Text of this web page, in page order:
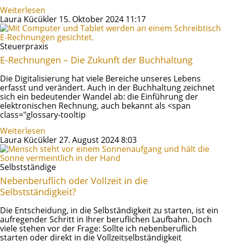
Weiterlesen
Laura Kücükler 15. Oktober 2024 11:17
Steuerpraxis
E-Rechnungen – Die Zukunft der Buchhaltung
Die Digitalisierung hat viele Bereiche unseres Lebens
erfasst und verändert. Auch in der Buchhaltung zeichnet
sich ein bedeutender Wandel ab: die Einführung der
elektronischen Rechnung, auch bekannt als <span
class="glossary-tooltip
Weiterlesen
Laura Kücükler27. August 20248:03
Selbstständige
Nebenberuflich oder Vollzeit in die
Selbstständigkeit?
Die Entscheidung, in die Selbständigkeit zu starten, ist ein
aufregender Schritt in Ihrer beruflichen Laufbahn. Doch
viele stehen vor der Frage: Sollte ich nebenberuflich
starten oder direkt in die Vollzeitselbständigkeit